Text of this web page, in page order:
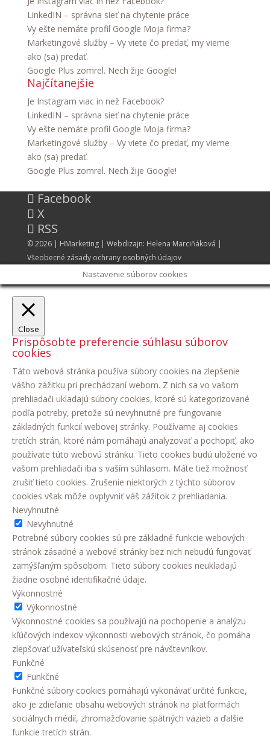
LinkedIN – správna sieť na chytenie práce
Vy ešte nemáte profil Google Moja firma?
Marketingové služby – Vy viete čo predať, my vieme
ako (sa) predať.
Google Plus zomrel. Nech žije Google!
Najčítanejšie
Je Instagram viac in než Facebook?
LinkedIN – správna sieť na chytenie práce
Vy ešte nemáte profil Google Moja firma?
Marketingové služby – Vy viete čo predať, my vieme
ako (sa) predať.
Google Plus zomrel. Nech žije Google!
Facebook
X
RSS
© 2026 | HMarketing| Webdizajn: Helena Marciňáková |
Všeobecné zásady ochrany osobných údajov
Nastavenie súborov cookies
Close
Prispôsobte preferencie súhlasu súborov
cookies
Táto webová stránka používa súbory cookies na zlepšenie
vášho zážitku pri prechádzaní webom. Z nich sa vo vašom
prehliadači ukladajú súbory cookies, ktoré sú kategorizované
podľa potreby, pretože sú nevyhnutné pre fungovanie
základných funkcií webovej stránky. Používame aj cookies
tretích strán, ktoré nám pomáhajú analyzovať a pochopiť, ako
používate túto webovú stránku. Tieto cookies budú uložené vo
vašom prehliadači iba s vaším súhlasom. Máte tiež možnosť
zrušiť tieto cookies. Zrušenie niektorých z týchto súborov
cookies však môže ovplyvniť váš zážitok z prehliadania.
Nevyhnutné
Nevyhnutné
Potrebné súbory cookies sú pre základné funkcie webových
stránok zásadné a webové stránky bez nich nebudú fungovať
zamýšľaným spôsobom. Tieto súbory cookies neukladajú
žiadne osobné identifikačné údaje.
Výkonnostné
Výkonnostné
Výkonnostné cookies sa používajú na pochopenie a analýzu
kľúčových indexov výkonnosti webových stránok, čo pomáha
zlepšovať užívateľskú skúsenosť pre návštevníkov.
Funkčné
Funkčné
Funkčné súbory cookies pomáhajú vykonávať určité funkcie,
ako je zdieľanie obsahu webových stránok na platformách
sociálnych médií, zhromažďovanie spätných väzieb a ďalšie
funkcie tretích strán.